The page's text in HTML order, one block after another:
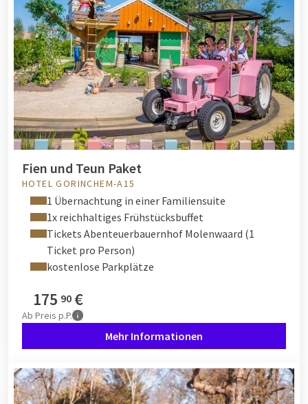
Fien und Teun Paket
HOTEL GORINCHEM-A15
1 Übernachtung in einer Familiensuite
1x reichhaltiges Frühstücksbuffet
Tickets Abenteuerbauernhof Molenwaard (1
Ticket pro Person)
kostenlose Parkplätze
175 90 €
Ab Preis p.P.
Mehr Informationen